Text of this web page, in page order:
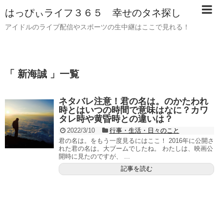
はっぴぃライフ３６５ 幸せのタネ探し
アイドルのライブ配信やスポーツの生中継はここで見れる！
「 新海誠 」一覧
ネタバレ注意！君の名は。のかたわれ
時とはいつの時間で意味はなに？カワ
タレ時や黄昏時との違いは？
2022/3/10
行事・生活・日々のこと
君の名は。をもう一度見るにはここ！ 2016年に公開さ
れた君の名は。大ブームでしたね。 わたしは、映画公
開時に見たのですが、 ...
記事を読む